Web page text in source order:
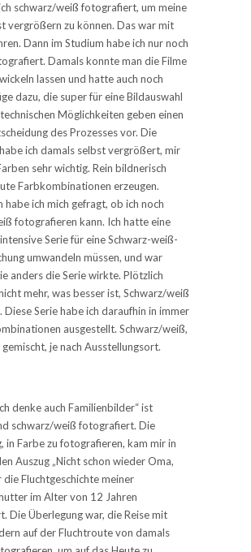
schwarz/weiß fotografiert, um meine
vergrößern zu können. Das war mit
Dann im Studium habe ich nur noch
Damals konnte man die Filme
lassen und hatte auch noch
dazu, die super für eine Bildauswahl
Möglichkeiten geben einen
des Prozesses vor. Die
ich damals selbst vergrößert, mir
sehr wichtig. Rein bildnerisch
Farbkombinationen erzeugen.
habe ich mich gefragt, ob ich noch
fotografieren kann. Ich hatte eine
Serie für eine Schwarz-weiß-
umwandeln müssen, und war
anders die Serie wirkte. Plötzlich
mehr, was besser ist, Schwarz/weiß
Diese Serie habe ich daraufhin in immer
ausgestellt. Schwarz/weiß,
je nach Ausstellungsort.
denke auch Familienbilder“ ist
schwarz/weiß fotografiert. Die
in Farbe zu fotografieren, kam mir in
Auszug „Nicht schon wieder Oma,
die Fluchtgeschichte meiner
im Alter von 12 Jahren
Die Überlegung war, die Reise mit
auf der Fluchtroute von damals